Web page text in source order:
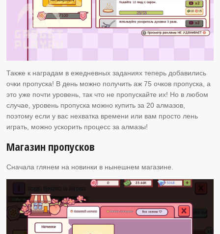
Также к наградам в ежедневных заданиях теперь добавились
очки пропуска! В день можно получить аж 75 очков пропуска, а
это уже почти уровень, так что не пропускайте их! Но в любом
случае, уровень пропуска можно купить за 20 алмазов,
поэтому если у вас нехватка времени или вам просто лень
играть, можно ускорить процесс за алмазы!
Магазин пропусков
Сначала глянем на новинки в нынешнем магазине.